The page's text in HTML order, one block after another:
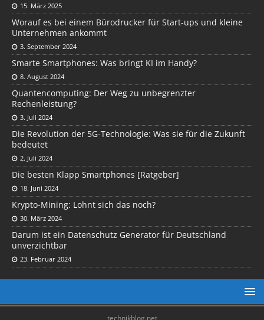
15. März 2025
Worauf es bei einem Bürodrucker für Start-ups und kleine
Unternehmen ankommt
3. September 2024
Smarte Smartphones: Was bringt KI im Handy?
8. August 2024
Quantencomputing: Der Weg zu unbegrenzter
Rechenleistung?
3. Juli 2024
Die Revolution der 5G-Technologie: Was sie für die Zukunft
bedeutet
2. Juli 2024
Die besten Klapp Smartphones [Ratgeber]
18. Juni 2024
Krypto-Mining: Lohnt sich das noch?
30. März 2024
Darum ist ein Datenschutz Generator für Deutschland
unverzichtbar
23. Februar 2024
technikblog.net